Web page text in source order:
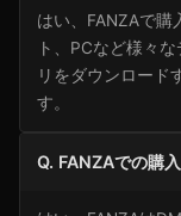
はい、FANZAで購
ト、PCなど様々
リをダウンロード
す。
Q. FANZAでの購